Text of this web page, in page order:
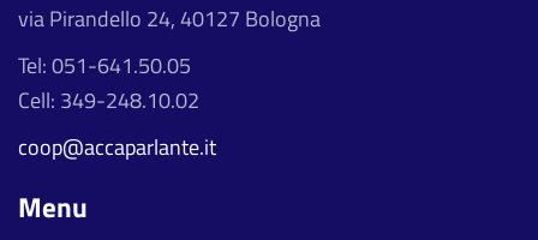
via Pirandello 24, 40127 Bologna
Tel: 051-641.50.05
Cell: 349-248.10.02
coop@accaparlante.it
Menu